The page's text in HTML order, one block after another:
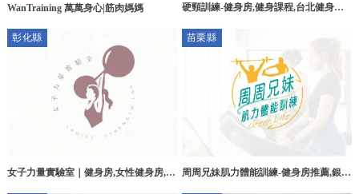
WanTraining 萬萬身心|筋肉媽媽
硬頸訓練-健身房,健身課程,台北健身房,
彰化縣
女子力量實驗室｜健身房,女性健身房,彰
苗栗縣
周周兄妹肌力體能訓練-健身房推薦,銀髮